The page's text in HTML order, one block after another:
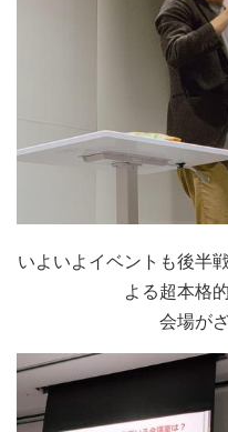
いよいよイベントも後半
よる超本格
会場が